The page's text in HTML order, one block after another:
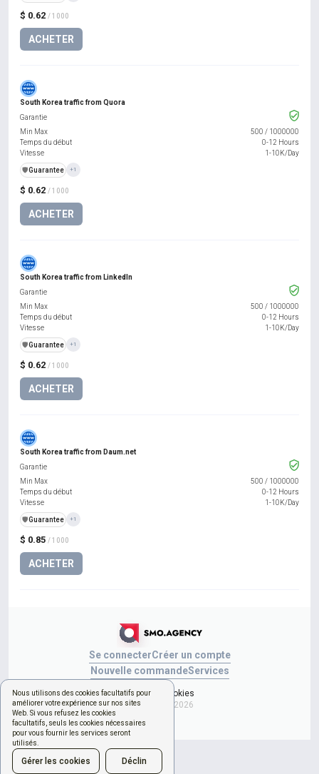
Nous utilisons des cookies facultatifs pour
améliorer votre expérience sur nos sites
Web. Si vous refusez les cookies
facultatifs, seuls les cookies nécessaires
pour vous fournir les services seront
utilisés.
Gérer les cookies Déclin
$ 0.62 / 1000
ACHETER
South Korea traffic from Quora
$ 0.62 / 1000
ACHETER
Garantie
Min Max
500 / 1000000
Temps du début
0-12 Hours
Vitesse
1-10K/Day
️🛡️Guarantee +1
South Korea traffic from LinkedIn
$ 0.62 / 1000
ACHETER
Garantie
Min Max
500 / 1000000
Temps du début
0-12 Hours
Vitesse
1-10K/Day
️🛡️Guarantee +1
South Korea traffic from Daum.net
$ 0.85 / 1000
ACHETER
Garantie
Min Max
500 / 1000000
Temps du début
0-12 Hours
Vitesse
1-10K/Day
️🛡️Guarantee +1
Se connecterCréer un compte
Nouvelle commandeServices
Gérer les cookies
Copyright © 2026